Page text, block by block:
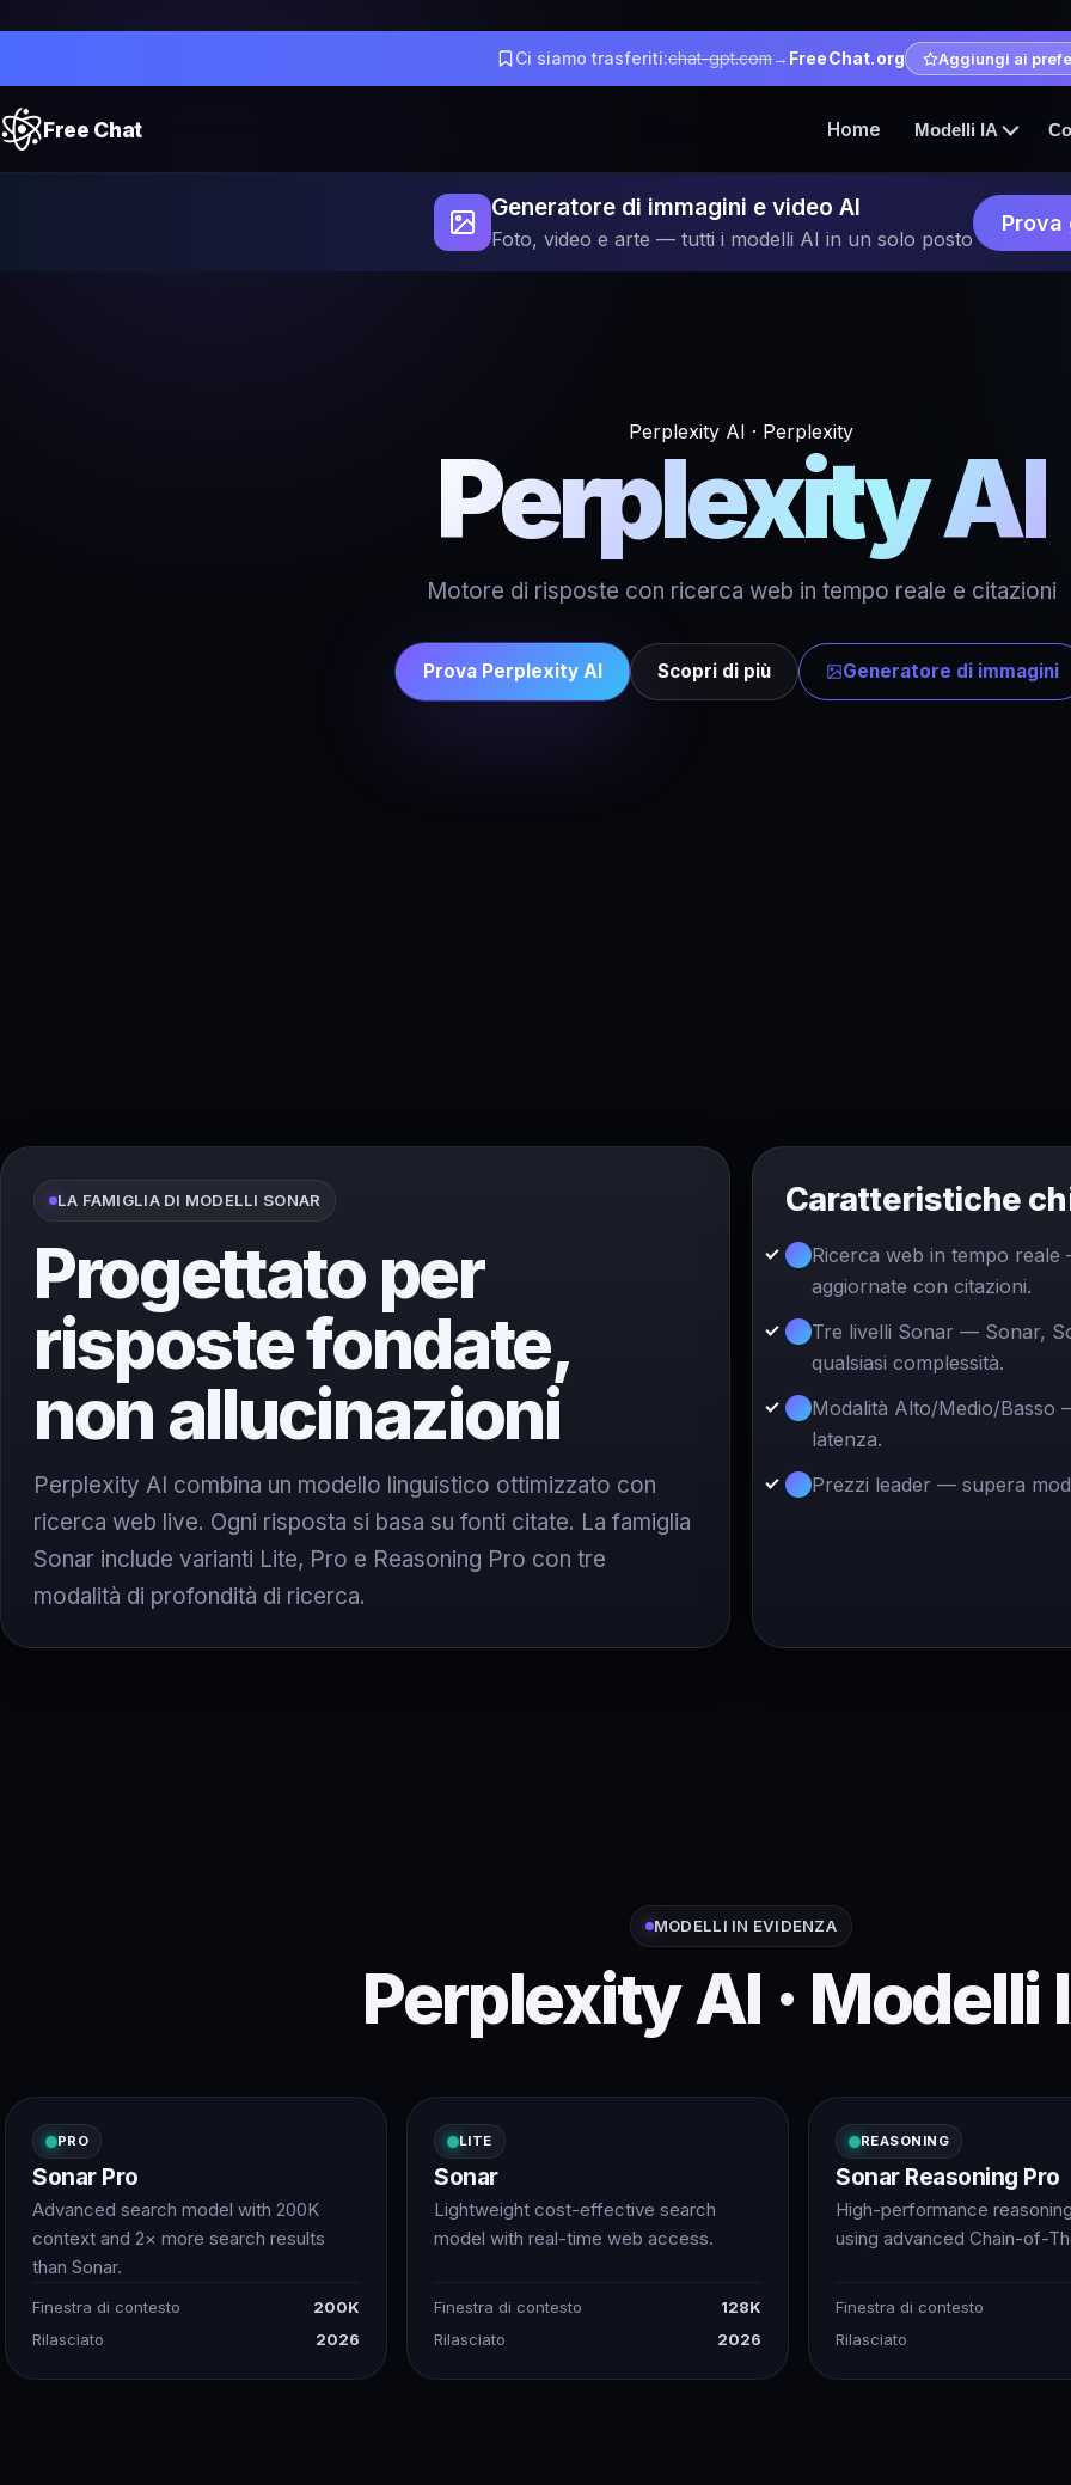
Ci siamo trasferiti:chat-gpt.com→ FreeChat.org Aggiungi ai
Free Chat Home Modelli IA
Generatore di immagini e video AI
Foto, video e arte — tutti i modelli AI in un solo posto
Prova
Perplexity AI · Perplexity
Perplexity AI
Motore di risposte con ricerca web in tempo reale e citazioni
Prova Perplexity AI Scopri di più Generatore di immagini
LA FAMIGLIA DI MODELLI SONAR
Progettato per
risposte fondate,
non allucinazioni
Perplexity AI combina un modello linguistico ottimizzato con
ricerca web live. Ogni risposta si basa su fonti citate. La famiglia
Sonar include varianti Lite, Pro e Reasoning Pro con tre
modalità di profondità di ricerca.
Caratteristiche
Ricerca web in tempo
aggiornate con citazioni.
Tre livelli Sonar — Sonar,
qualsiasi complessità.
Modalità Alto/Medio/Basso
latenza.
Prezzi leader — supera
MODELLI IN EVIDENZA
Perplexity AI · Modelli
PRO
Sonar Pro
Advanced search model with 200K
context and 2× more search results
than Sonar.
Finestra di contesto
200K
Rilasciato
2026
LITE
Sonar
Lightweight cost-effective search
model with real-time web access.
Finestra di contesto
128K
Rilasciato
2026
REASONING
Sonar Reasoning Pro
High-performance
using advanced Chain-of-
Finestra di contesto
Rilasciato